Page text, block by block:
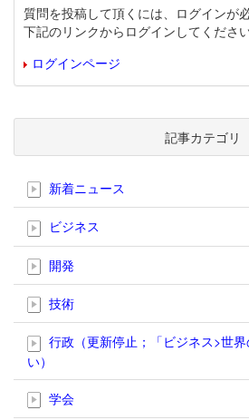
質問を投稿して頂くには、ログインが必
下記のリンクからログインしてください
ログインページ
記事カテゴリ
新着ニュース
ビジネス
開発
技術
行政（更新停止；「ビジネス>世
い）
学会